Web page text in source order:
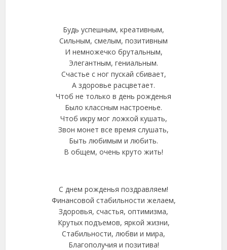
Будь успешным, креативным,
Сильным, смелым, позитивным
И немножечко брутальным,
Элегантным, гениальным.
Счастье с ног пускай сбивает,
А здоровье расцветает.
Чтоб не только в день рожденья
Было классным настроенье.
Чтоб икру мог ложкой кушать,
Звон монет все время слушать,
Быть любимым и любить.
В общем, очень круто жить!
С днем рожденья поздравляем!
Финансовой стабильности желаем,
Здоровья, счастья, оптимизма,
Крутых подъемов, яркой жизни,
Стабильности, любви и мира,
Благополучия и позитива!